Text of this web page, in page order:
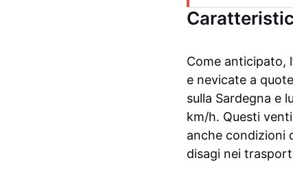
Come anticipato,
e nevicate a
sulla Sardegna e
km/h. Questi
anche condizioni
disagi nei